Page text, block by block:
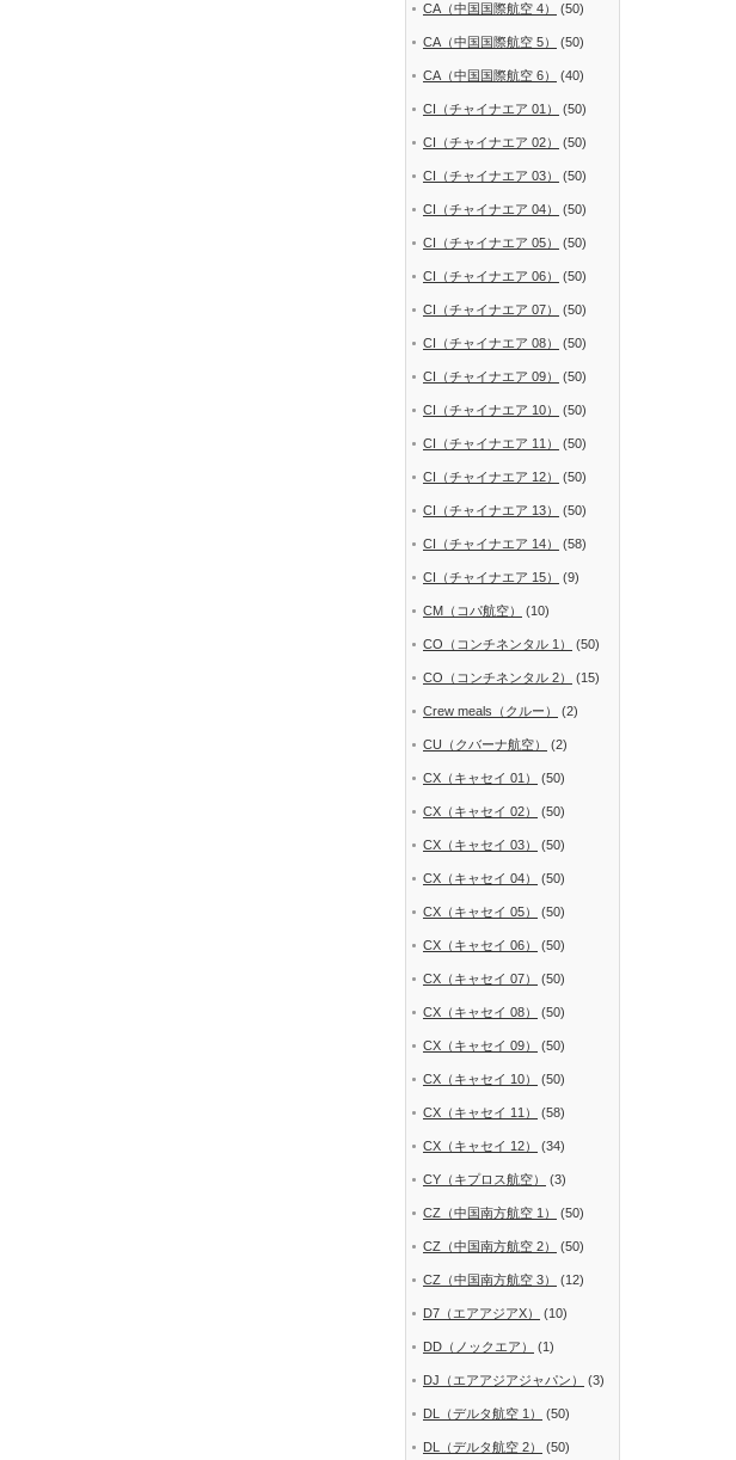
CA（中国国際航空 4） (50)
CA（中国国際航空 5） (50)
CA（中国国際航空 6） (40)
CI（チャイナエア 01） (50)
CI（チャイナエア 02） (50)
CI（チャイナエア 03） (50)
CI（チャイナエア 04） (50)
CI（チャイナエア 05） (50)
CI（チャイナエア 06） (50)
CI（チャイナエア 07） (50)
CI（チャイナエア 08） (50)
CI（チャイナエア 09） (50)
CI（チャイナエア 10） (50)
CI（チャイナエア 11） (50)
CI（チャイナエア 12） (50)
CI（チャイナエア 13） (50)
CI（チャイナエア 14） (58)
CI（チャイナエア 15） (9)
CM（コパ航空） (10)
CO（コンチネンタル 1） (50)
CO（コンチネンタル 2） (15)
Crew meals（クルー） (2)
CU（クバーナ航空） (2)
CX（キャセイ 01） (50)
CX（キャセイ 02） (50)
CX（キャセイ 03） (50)
CX（キャセイ 04） (50)
CX（キャセイ 05） (50)
CX（キャセイ 06） (50)
CX（キャセイ 07） (50)
CX（キャセイ 08） (50)
CX（キャセイ 09） (50)
CX（キャセイ 10） (50)
CX（キャセイ 11） (58)
CX（キャセイ 12） (34)
CY（キプロス航空） (3)
CZ（中国南方航空 1） (50)
CZ（中国南方航空 2） (50)
CZ（中国南方航空 3） (12)
D7（エアアジアX） (10)
DD（ノックエア） (1)
DJ（エアアジアジャパン） (3)
DL（デルタ航空 1） (50)
DL（デルタ航空 2） (50)